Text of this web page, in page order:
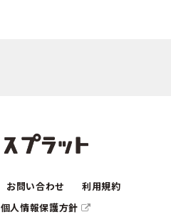
お問い合わせ
利用規約
個人情報保護方針